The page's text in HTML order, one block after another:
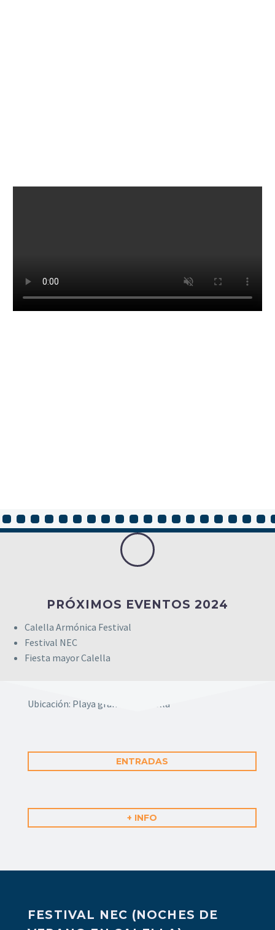
PRÓXIMOS EVENTOS 2024
Calella Armónica Festival
Festival NEC
Fiesta mayor Calella
Bienvenida y acreditación de los participantes
Ubicación: Playa grande de Calella
ENTRADAS
+ INFO
FESTIVAL NEC (NOCHES DE